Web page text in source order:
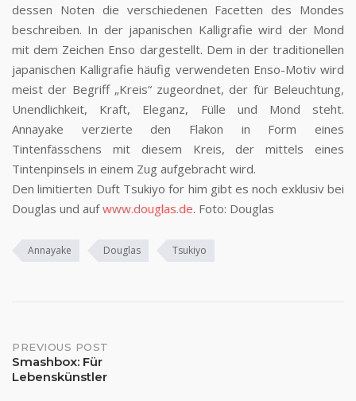
dessen Noten die verschiedenen Facetten des Mondes
beschreiben. In der japanischen Kalligrafie wird der Mond
mit dem Zeichen Enso dargestellt. Dem in der traditionellen
japanischen Kalligrafie häufig verwendeten Enso-Motiv wird
meist der Begriff „Kreis“ zugeordnet, der für Beleuchtung,
Unendlichkeit, Kraft, Eleganz, Fülle und Mond steht.
Annayake verzierte den Flakon in Form eines
Tintenfässchens mit diesem Kreis, der mittels eines
Tintenpinsels in einem Zug aufgebracht wird.
Den limitierten Duft Tsukiyo for him gibt es noch exklusiv bei
Douglas und aufwww.douglas.de. Foto: Douglas
Annayake Douglas Tsukiyo
Post
navigation
PREVIOUS POST
Smashbox: Für
Lebenskünstler